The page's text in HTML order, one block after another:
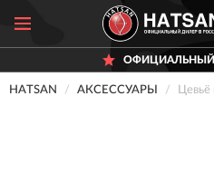
ОФИЦИАЛЬНЫЙ
HATSAN АКСЕССУАРЫ Цевьё